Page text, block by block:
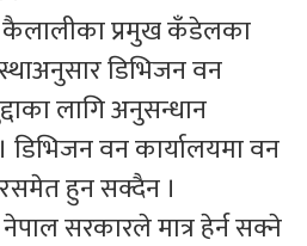
कैलालीका प्रमुख कँडेलका
डिभिजन वन
लागि अनुसन्धान
वन कार्यालयमा वन
हुन सक्दैन ।
सरकारले मात्र हेर्न सक्ने